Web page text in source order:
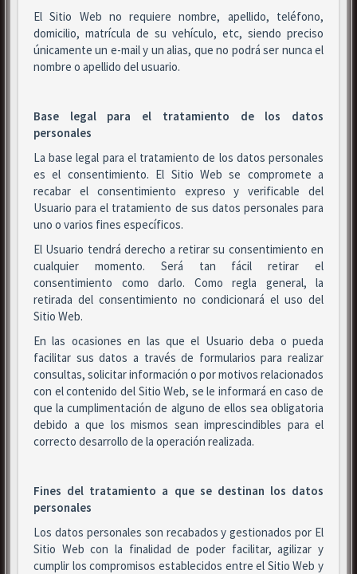
El Sitio Web no requiere nombre, apellido, teléfono,
domicilio, matrícula de su vehículo, etc, siendo preciso
únicamente un e-mail y un alias, que no podrá ser nunca el
nombre o apellido del usuario.
Base legal para el tratamiento de los datos
personales
La base legal para el tratamiento de los datos personales
es el consentimiento. El Sitio Web se compromete a
recabar el consentimiento expreso y verificable del
Usuario para el tratamiento de sus datos personales para
uno o varios fines específicos.
El Usuario tendrá derecho a retirar su consentimiento en
cualquier momento. Será tan fácil retirar el
consentimiento como darlo. Como regla general, la
retirada del consentimiento no condicionará el uso del
Sitio Web.
En las ocasiones en las que el Usuario deba o pueda
facilitar sus datos a través de formularios para realizar
consultas, solicitar información o por motivos relacionados
con el contenido del Sitio Web, se le informará en caso de
que la cumplimentación de alguno de ellos sea obligatoria
debido a que los mismos sean imprescindibles para el
correcto desarrollo de la operación realizada.
Fines del tratamiento a que se destinan los datos
personales
Los datos personales son recabados y gestionados por El
Sitio Web con la finalidad de poder facilitar, agilizar y
cumplir los compromisos establecidos entre el Sitio Web y